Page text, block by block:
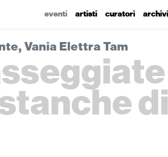
eventi artisti curatori
Vania Elettra Tam
di